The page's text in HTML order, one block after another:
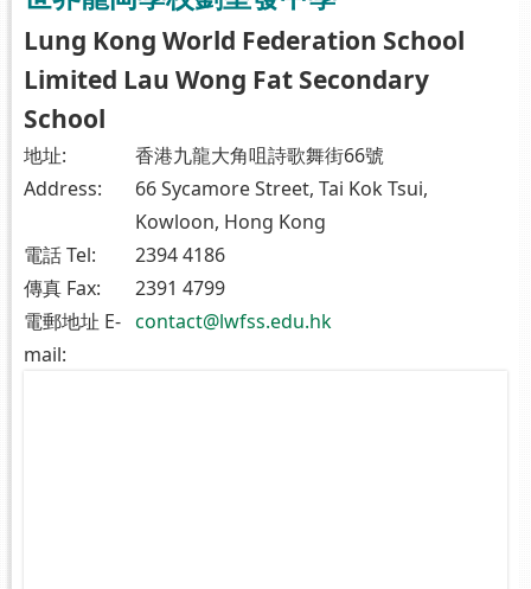
Lung Kong World Federation School
Limited Lau Wong Fat Secondary
School
地址:
香港九龍大角咀詩歌舞街66號
Address:
66 Sycamore Street, Tai Kok Tsui,
Kowloon, Hong Kong
電話 Tel:
2394 4186
傳真 Fax:
2391 4799
電郵地址 E-
mail:
contact@lwfss.edu.hk